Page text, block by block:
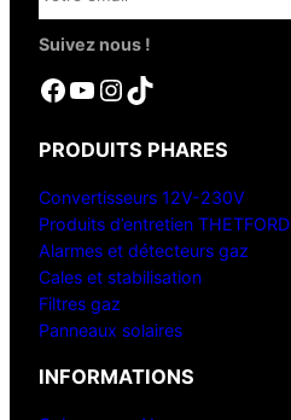
Suivez nous !
Facebook YouTube InstagramTikTok
PRODUITS PHARES
Convertisseurs 12V-230V
Produits d’entretien THETFORD
Alarmes et détecteurs gaz
Cales et stabilisation
Filtres gaz
Panneaux solaires
INFORMATIONS